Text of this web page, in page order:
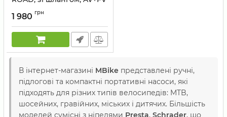
Артикул:
1 980 грн
В інтернет-магазині MBike представлені ручні,
підлогові та компактні портативні насоси, які
підходять для різних типів велосипедів: MTB,
шосейних, гравійних, міських і дитячих. Більшість
моделей сумісні з ніпелями Presta, Schrader, що